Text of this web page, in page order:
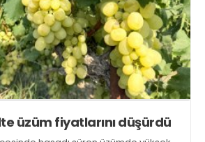
üzüm fiyatlarını düşürdü